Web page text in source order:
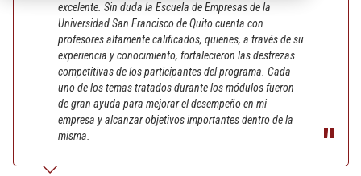
excelente. Sin duda la Escuela de Empresas de la
Universidad San Francisco de Quito cuenta con
profesores altamente calificados, quienes, a través de su
experiencia y conocimiento, fortalecieron las destrezas
competitivas de los participantes del programa. Cada
uno de los temas tratados durante los módulos fueron
de gran ayuda para mejorar el desempeño en mi
empresa y alcanzar objetivos importantes dentro de la
misma.